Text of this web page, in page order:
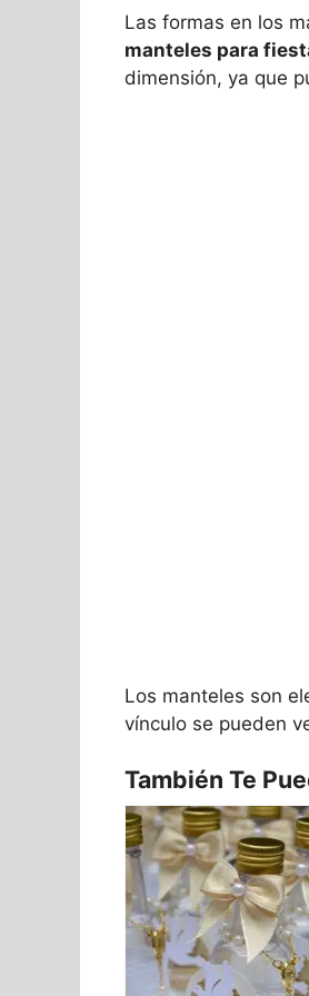
Las formas en los
manteles para
dimensión, ya que
Los manteles son
vínculo se pueden
También Te